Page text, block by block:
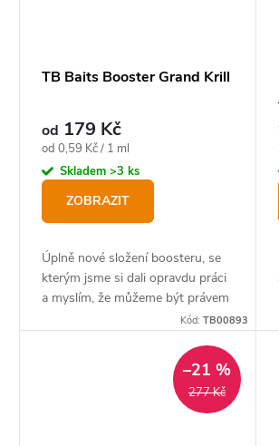
TB Baits Booster Grand Krill
od 179 Kč
Měrná
cena:
od 0,59 Kč / 1 ml
Skladem >3 ks
ZOBRAZIT
Úplně nové složení boosteru, se
kterým jsme si dali opravdu práci
a myslím, že můžeme být právem
Kód: TB00893
277 Kč
–21 %